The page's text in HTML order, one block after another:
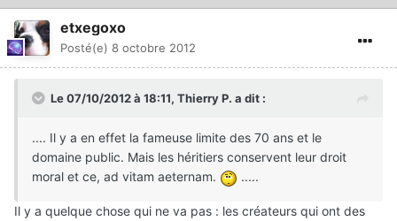
etxegoxo
Posté(e) 8 octobre 2012
Le 07/10/2012 à 18:11, Thierry P. a dit :
.... Il y a en effet la fameuse limite des 70 ans et le
domaine public. Mais les héritiers conservent leur droit
moral et ce, ad vitam aeternam.
.....
Il y a quelque chose qui ne va pas : les créateurs qui ont des